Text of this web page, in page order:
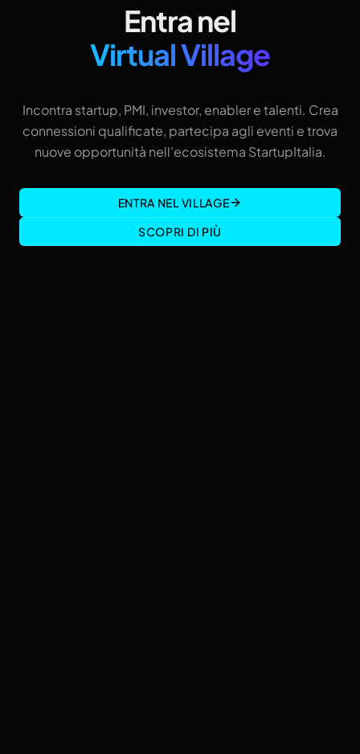
Entra nel
Virtual Village
Incontra startup, PMI, investor, enabler e talenti. Crea
connessioni qualificate, partecipa agli eventi e trova
nuove opportunità nell'ecosistema StartupItalia.
ENTRA NEL VILLAGE
SCOPRI DI PIÙ